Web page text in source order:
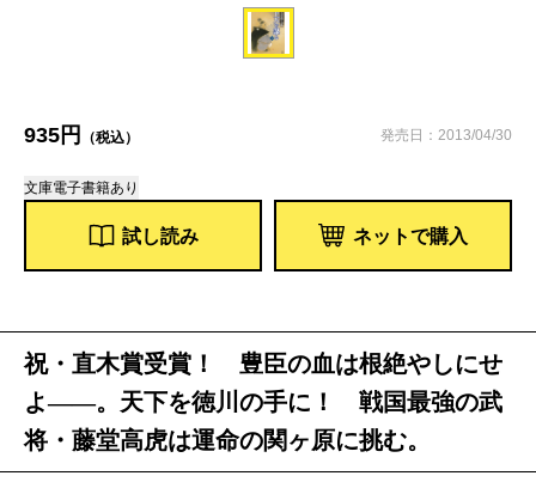
935円 （税込） 発売日：2013/04/30
文庫電子書籍あり
試し読み ネットで購入
祝・直木賞受賞！ 豊臣の血は根絶やしにせ
よ――。天下を徳川の手に！ 戦国最強の武
将・藤堂高虎は運命の関ヶ原に挑む。